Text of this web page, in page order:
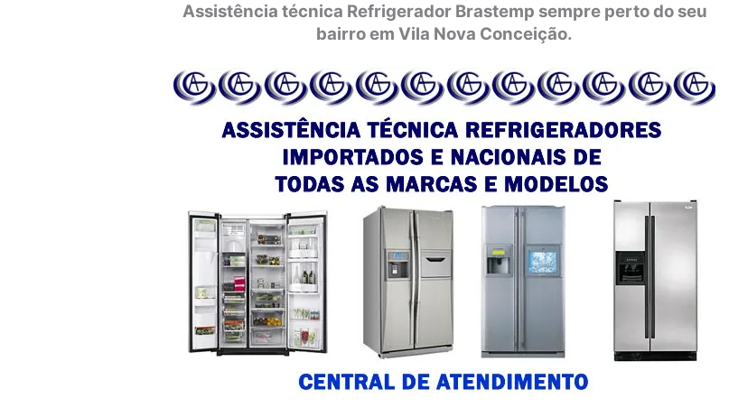
Assistência técnica Refrigerador Brastemp sempre perto do seu
bairro em Vila Nova Conceição.